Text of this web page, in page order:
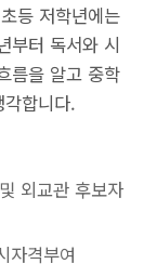
등 저학년에는
부터 독서와 시
름을 알고 중학
합니다.
외교관 후보자
자격부여